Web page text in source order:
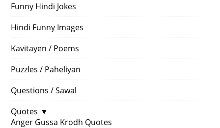
Funny Hindi Jokes
Hindi Funny Images
Kavitayen / Poems
Puzzles / Paheliyan
Questions / Sawal
Quotes ▼
Anger Gussa Krodh Quotes